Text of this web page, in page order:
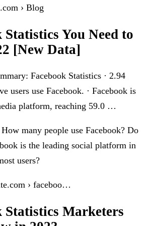
› Blog
Statistics You Need to
[New Data]
Facebook Statistics · 2.94
users use Facebook. · Facebook is
platform, reaching 59.0 …
many people use Facebook? Do
is the leading social platform in
users?
› faceboo…
Statistics Marketers